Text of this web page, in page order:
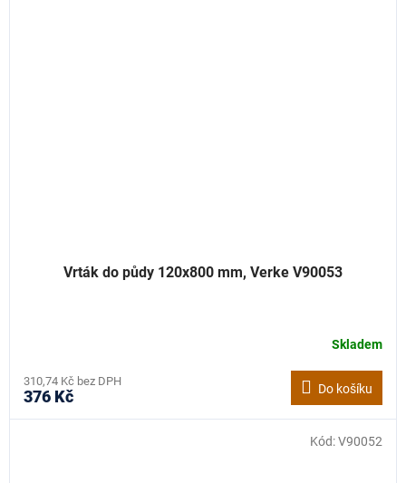
Vrták do půdy 120x800 mm, Verke V90053
Skladem
310,74 Kč bez DPH
376 Kč Do košíku
Kód:V90052